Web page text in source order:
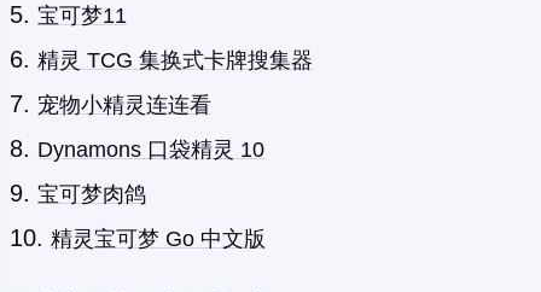
宝可梦11
精灵 TCG 集换式卡牌搜集器
宠物小精灵连连看
Dynamons 口袋精灵 10
宝可梦肉鸽
精灵宝可梦 Go 中文版